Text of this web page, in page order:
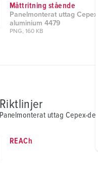
Måttritning stående
Panelmonterat uttag
aluminium 4479
PNG, 160 KB
Riktlinjer
Panelmonterat uttag Cepex-
REACh